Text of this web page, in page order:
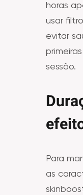
horas
usar
evitar
sessão.
Para
as